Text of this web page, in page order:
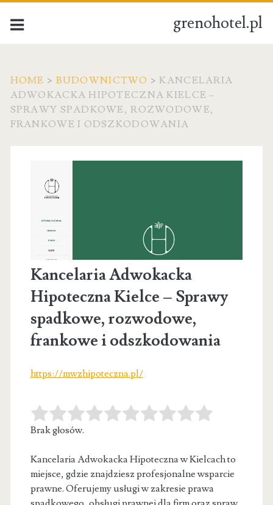
grenohotel.pl
HOME > BUDOWNICTWO > KANCELARIA
ADWOKACKA HIPOTECZNA KIELCE –
SPRAWY SPADKOWE, ROZWODOWE,
FRANKOWE I ODSZKODOWANIA
Kancelaria Adwokacka
Hipoteczna Kielce – Sprawy
spadkowe, rozwodowe,
frankowe i odszkodowania
https://mwzhipoteczna.pl/
Brak głosów.
Kancelaria Adwokacka Hipoteczna w Kielcach to
miejsce, gdzie znajdziesz profesjonalne wsparcie
prawne. Oferujemy usługi w zakresie prawa